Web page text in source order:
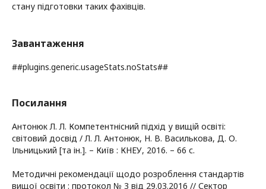
стану підготовки таких фахівців.
Завантаження
##plugins.generic.usageStats.noStats##
Посилання
Антонюк Л. Л. Компетентнісний підхід у вищій освіті:
світовий досвід / Л. Л. Антонюк, Н. В. Василькова, Д. О.
Ільницький [та ін.]. – Київ : КНЕУ, 2016. – 66 с.
Методичні рекомендації щодо розроблення стандартів
вищої освіти : протокол № 3 від 29.03.2016 // Сектор